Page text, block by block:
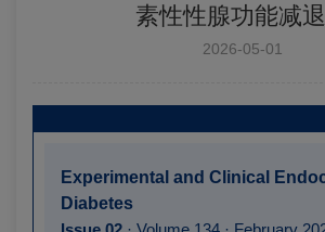
素性性腺功能减
2026-05-01
Experimental and Clinical
Diabetes